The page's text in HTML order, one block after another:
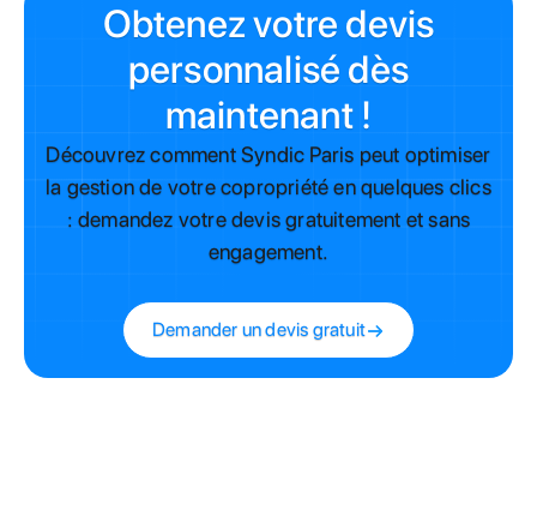
Obtenez votre devis
personnalisé dès
maintenant !
Découvrez comment Syndic Paris peut optimiser
la gestion de votre copropriété en quelques clics
: demandez votre devis gratuitement et sans
engagement.
Demander un devis gratuit